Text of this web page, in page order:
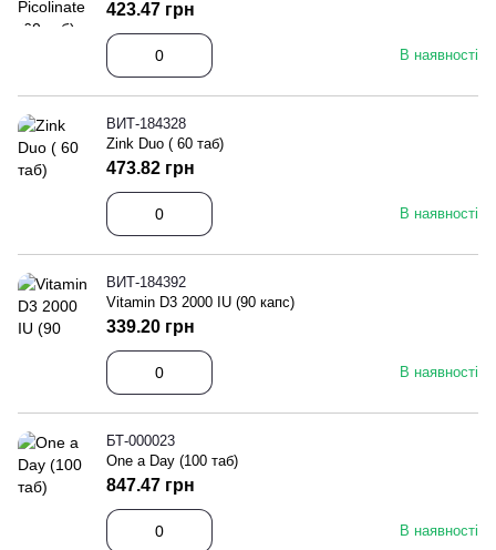
В наявності
423.47 грн
ВИТ-184328
Zink Duo ( 60 таб)
В наявності
473.82 грн
ВИТ-184392
Vitamin D3 2000 IU (90 капс)
В наявності
339.20 грн
БТ-000023
One a Day (100 таб)
В наявності
847.47 грн